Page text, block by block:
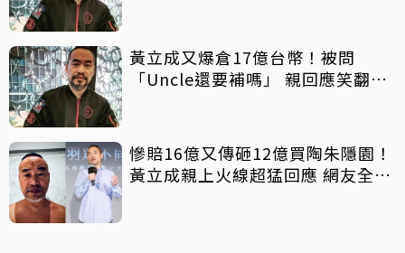
黃立成又爆倉17億台幣！被問
「Uncle還要補嗎」 親回應笑翻全
慘賠16億又傳砸12億買陶朱隱園！
黃立成親上火線超猛回應 網友全跪